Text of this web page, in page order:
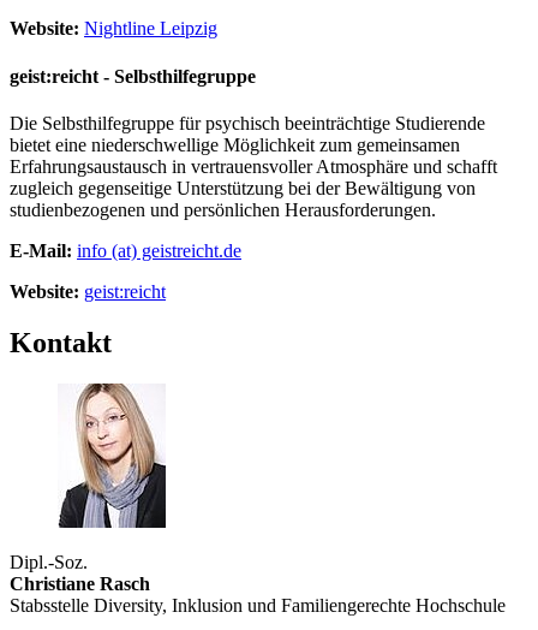
Website: Nightline Leipzig
geist:reicht - Selbsthilfegruppe
Die Selbsthilfegruppe für psychisch beeinträchtige Studierende
bietet eine niederschwellige Möglichkeit zum gemeinsamen
Erfahrungsaustausch in vertrauensvoller Atmosphäre und schafft
zugleich gegenseitige Unterstützung bei der Bewältigung von
studienbezogenen und persönlichen Herausforderungen.
E-Mail: info (at) geistreicht.de
Website: geist:reicht
Kontakt
Dipl.-Soz.
Christiane Rasch
Stabsstelle Diversity, Inklusion und Familiengerechte Hochschule